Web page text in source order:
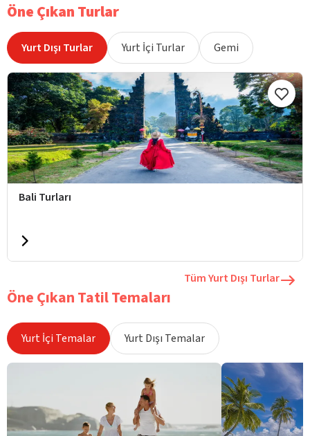
Öne Çıkan Turlar
Yurt Dışı Turlar Yurt İçi Turlar Gemi
Bali Turları
Tüm Yurt Dışı Turlar
Öne Çıkan Tatil Temaları
Yurt İçi Temalar Yurt Dışı Temalar